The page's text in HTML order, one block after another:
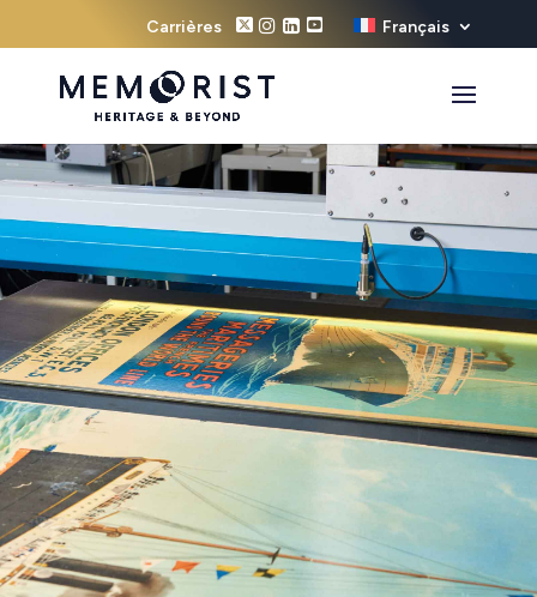
Carrières Français